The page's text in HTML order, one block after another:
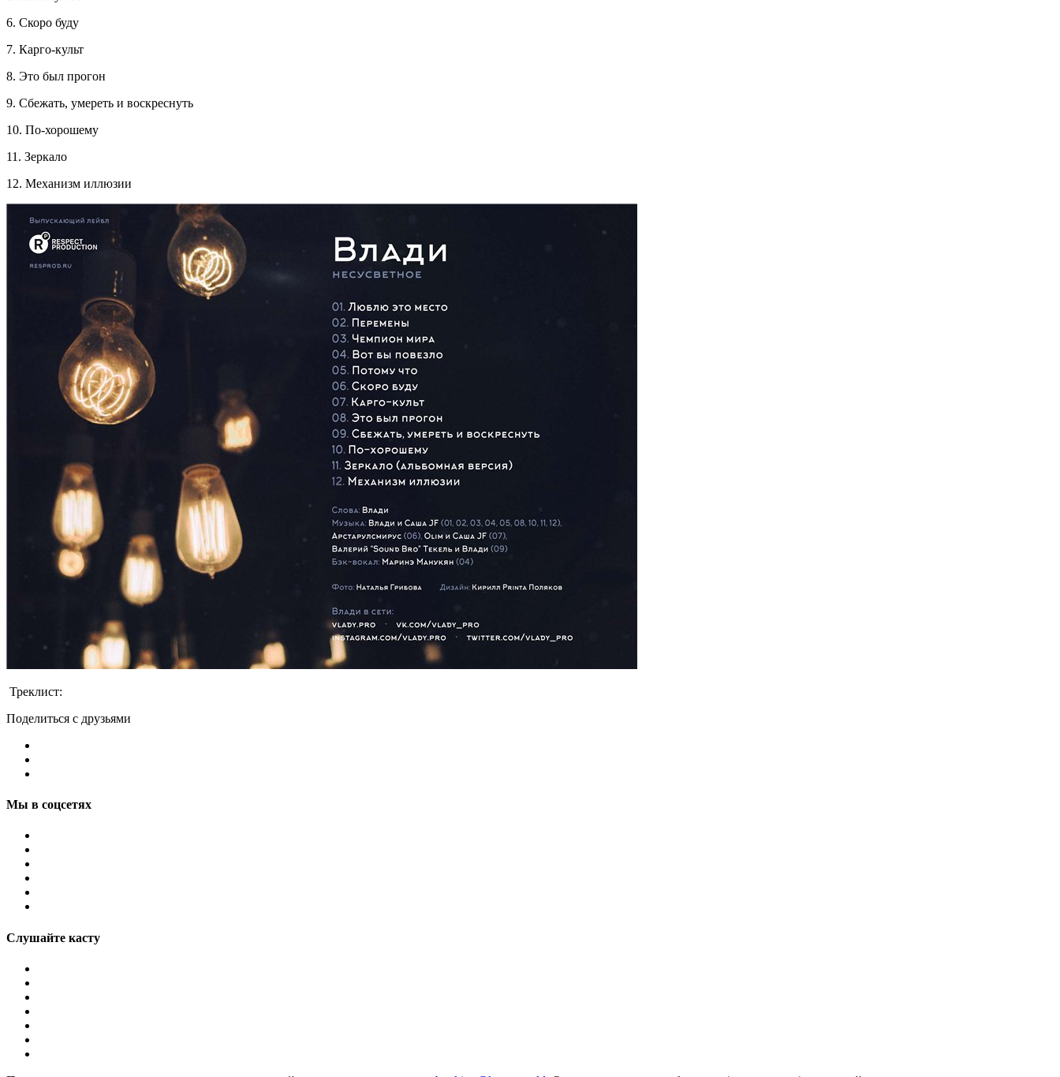
6. Скоро буду
7. Карго‑культ
8. Это был прогон
9. Сбежать, умереть и воскреснуть
10. По‑хорошему
11. Зеркало
12. Механизм иллюзии
Треклист:
Поделиться с друзьями
Мы в соцсетях
Слушайте касту